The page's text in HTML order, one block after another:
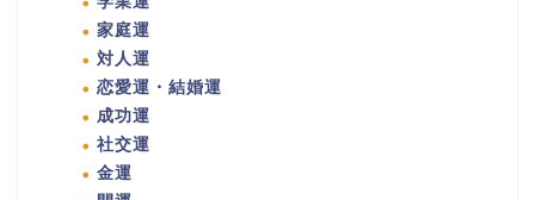
家庭運
対人運
恋愛運・結婚運
成功運
社交運
金運